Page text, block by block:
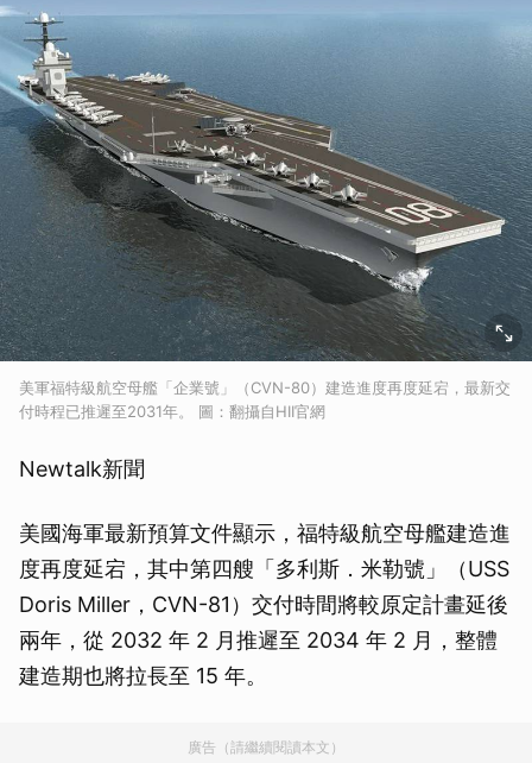
美軍福特級航空母艦「企業號」（CVN-80）建造進度再度延宕，最新交
付時程已推遲至2031年。 圖：翻攝自HII官網
Newtalk新聞
美國海軍最新預算文件顯示，福特級航空母艦建造進
度再度延宕，其中第四艘「多利斯．米勒號」（USS
Doris Miller，CVN-81）交付時間將較原定計畫延後
兩年，從 2032 年 2 月推遲至 2034 年 2 月，整體
建造期也將拉長至 15 年。
廣告（請繼續閱讀本文）